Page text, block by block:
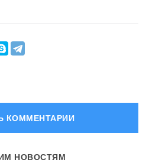
КОММЕНТАРИЙ
НОВОСТЯМ